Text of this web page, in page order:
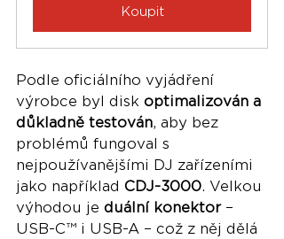
Koupit
Podle oficiálního vyjádření
výrobce byl disk optimalizován a
důkladně testován, aby bez
problémů fungoval s
nejpoužívanějšími DJ zařízeními
jako například CDJ-3000. Velkou
výhodou je duální konektor –
USB-C™ i USB-A – což z něj dělá